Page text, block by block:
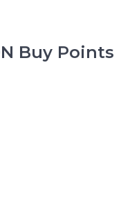
Buy Points